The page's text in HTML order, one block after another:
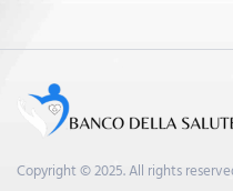
Copyright © 2025. All rights